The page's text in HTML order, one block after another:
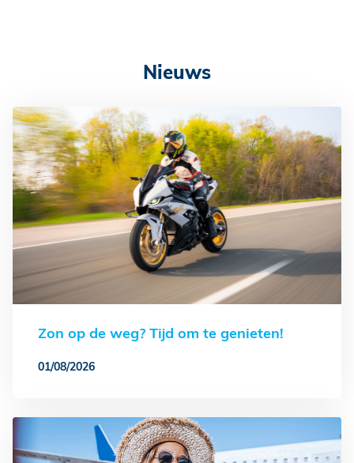
Nieuws
Zon op de weg? Tijd om te genieten!
01/08/2026